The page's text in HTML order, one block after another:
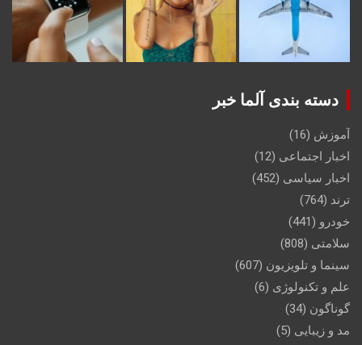
دسته بندی آلما خبر
آموزش (16)
اخبار اجتماعی (12)
اخبار سیاسی (452)
ترند (764)
خودرو (441)
سلامتی (808)
سینما و تلویزیون (607)
علم و تکنولوژی (6)
گوناگون (34)
مد و زیبایی (5)